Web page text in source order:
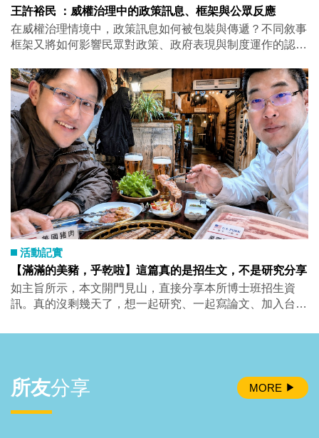
多數課程有多次考試機會，考不過的話可以一直考一直考，
終身考。就算你及格，但對成績不滿意，也可以放棄原本成
績再考一次。雖然自由度高，但也很考驗自律與時間管理能
力 。 目前政研所有兩位研究生正在杜林大學交換。聽說其
中一位即將啟程前往其他歐洲國家蒐集歷史檔案，並訪談台
灣駐歐洲的大使，挑戰性十足，我們祝福他順利 。另外，
也有愛狗人士，在義大利過得相當開心，那是一個對動物十
分友善的國家，也是一種在生活高低起伏之間獲得療癒的方
式。 最後，這次除了御典茶，我們還準備了壽山Q餅，真的
很好吃，我們也有提醒兩位教授要在台灣吃完，要不然裡面
包的肉鬆可能過不了義大利海關喔！ 感謝兩位教授的來訪
與交流，祝福回程順利。下次換我們飛過去拜訪了！
王許裕民 ：威權治理中的政策訊息、框架與公眾反應
在威權治理情境中，政策訊息如何被包裝與傳遞？不同敘事
框架又將如何影響民眾對政策、政府表現與制度運作的認知
探討治理相關訊息在不同敘事框架下，如何形塑公眾理解與
政策偏好，並進一步分析資訊機制於當代國家治理中的作用
與影響。 時間：2026 年 4 月 30 日（四）10:00–12:00 地
點：社SS 3010-2 講者：王許裕民 助理教授（台北政經學
院）
活動記實
【滿滿的美豬，乎乾啦】這篇真的是招生文，不是研究分享
如主旨所示，本文開門見山，直接分享本所博士班招生資
訊。真的沒剩幾天了，想一起研究、一起寫論文、加入台灣
長，政治所小編難得認真學術一下，再請大家多多捧場。
般人來說可能是新聞，對政治經濟學者來說，常常就是研究
題目自己走過來敲門。在此還是要感激「關稅帝君」川普總
統，再次完美示範什麼叫做「貿易就是政治」，讓政治經濟
所友分享 MORE ▶